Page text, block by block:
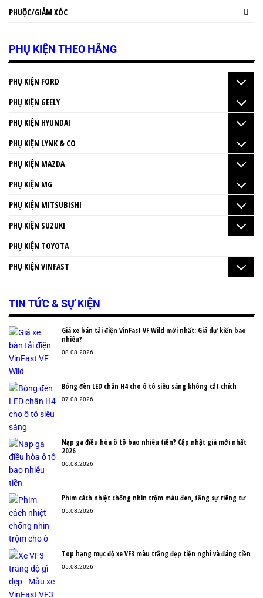
PHUỘC/GIẢM XÓC
PHỤ KIỆN THEO HÃNG
PHỤ KIỆN FORD
PHỤ KIỆN GEELY
PHỤ KIỆN HYUNDAI
PHỤ KIỆN LYNK & CO
PHỤ KIỆN MAZDA
PHỤ KIỆN MG
PHỤ KIỆN MITSUBISHI
PHỤ KIỆN SUZUKI
PHỤ KIỆN TOYOTA
PHỤ KIỆN VINFAST
TIN TỨC & SỰ KIỆN
Giá xe bán tải điện VinFast VF Wild mới nhất: Giá dự kiến bao
nhiêu?
08.08.2026
Bóng đèn LED chân H4 cho ô tô siêu sáng không cắt chích
07.08.2026
Nạp ga điều hòa ô tô bao nhiêu tiền? Cập nhật giá mới nhất
2026
06.08.2026
Phim cách nhiệt chống nhìn trộm màu đen, tăng sự riêng tư
05.08.2026
Top hạng mục độ xe VF3 màu trắng đẹp tiện nghi và đáng tiền
05.08.2026